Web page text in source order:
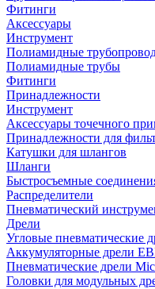
Фитинги
Аксессуары
Инструмент
Полиамидные
Полиамидные трубы
Фитинги
Принадлежности
Инструмент
Аксессуары точечного
Принадлежности для
Катушки для шлангов
Шланги
Быстросъемные
Распределители
Пневматический
Дрели
Угловые пневматические
Аккумуляторные дрели
Пневматические дрели
Головки для модульных